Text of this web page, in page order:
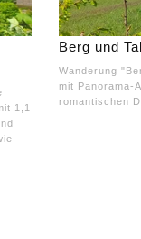
1,1
Berg und
Wanderung
mit Panorama-
romantischen